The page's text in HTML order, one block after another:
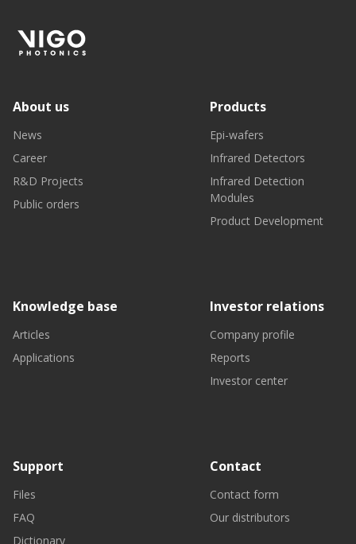
About us
News
Career
R&D Projects
Public orders
Products
Epi-wafers
Infrared Detectors
Infrared Detection
Modules
Product Development
Knowledge base
Articles
Applications
Investor relations
Company profile
Reports
Investor center
Support
Files
FAQ
Dictionary
Contact
Contact form
Our distributors